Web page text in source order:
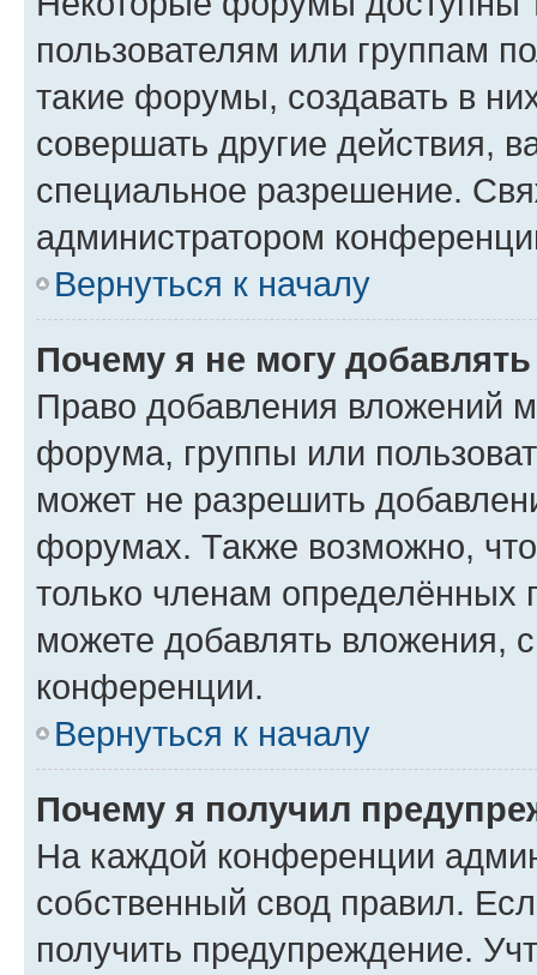
пользователям или группам
такие форумы, создавать в
совершать другие действия,
специальное разрешение.
администратором
Вернуться к началу
Почему я не могу
Право добавления вложений
форума, группы или
может не разрешить
форумах. Также возможно,
только членам определённых
можете добавлять вложения,
конференции.
Вернуться к началу
Почему я получил
На каждой конференции
собственный свод правил.
получить предупреждение.